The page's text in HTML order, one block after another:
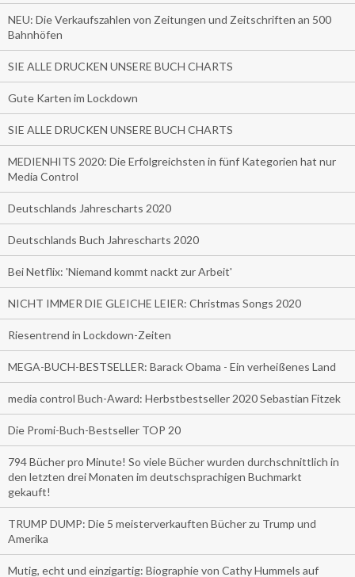
NEU: Die Verkaufszahlen von Zeitungen und Zeitschriften an 500
Bahnhöfen
SIE ALLE DRUCKEN UNSERE BUCH CHARTS
Gute Karten im Lockdown
SIE ALLE DRUCKEN UNSERE BUCH CHARTS
MEDIENHITS 2020: Die Erfolgreichsten in fünf Kategorien hat nur
Media Control
Deutschlands Jahrescharts 2020
Deutschlands Buch Jahrescharts 2020
Bei Netflix: 'Niemand kommt nackt zur Arbeit'
NICHT IMMER DIE GLEICHE LEIER: Christmas Songs 2020
Riesentrend in Lockdown-Zeiten
MEGA-BUCH-BESTSELLER: Barack Obama - Ein verheißenes Land
media control Buch-Award: Herbstbestseller 2020 Sebastian Fitzek
Die Promi-Buch-Bestseller TOP 20
794 Bücher pro Minute! So viele Bücher wurden durchschnittlich in
den letzten drei Monaten im deutschsprachigen Buchmarkt
gekauft!
TRUMP DUMP: Die 5 meisterverkauften Bücher zu Trump und
Amerika
Mutig, echt und einzigartig: Biographie von Cathy Hummels auf